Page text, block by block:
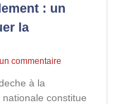
: un
la
commentaire
à la
nationale constitue